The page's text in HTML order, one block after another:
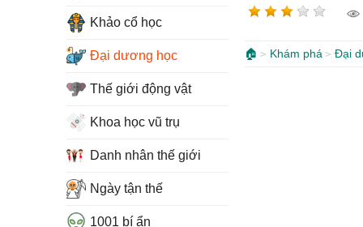
🏠 Khám phá Đại
Khảo cổ học
Đại dương học
Thế giới động vật
Khoa học vũ trụ
Danh nhân thế giới
Ngày tận thế
1001 bí ẩn